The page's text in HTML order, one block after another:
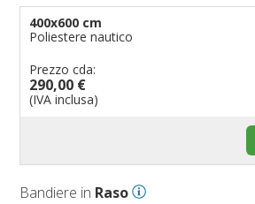
400x600 cm
Poliestere nautico
Prezzo cda:
290,00 €
(IVA inclusa)
Bandiere in Raso